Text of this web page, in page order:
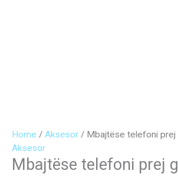
Home / Aksesor / Mbajtëse telefoni prej
Aksesor
Mbajtëse telefoni prej